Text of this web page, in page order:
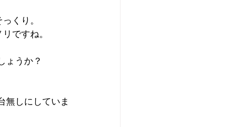
くり。
ですね。
ょうか？
無しにしていま